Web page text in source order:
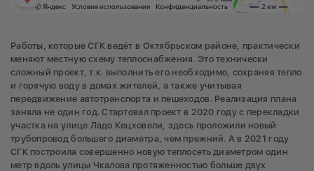
Работы, которые СГК ведёт в Октябрьском районе, практически
меняют местную схему теплоснабжения. Это технически
сложный проект, т.к. выполнить его необходимо, сохраняя тепло
и горячую воду в домах жителей, а также учитывая
передвижение автотранспорта и пешеходов. Реализация плана
заняла не один год. Стартовал проект в 2020 году с перекладки
участка на улице Ладо Кецховели, здесь проложили новый
трубопровод большего диаметра, чем прежний. А в 2021 году
СГК построила совершенно новую теплосеть диаметром один
метр вдоль улицы Чкалова протяженностью больше двух